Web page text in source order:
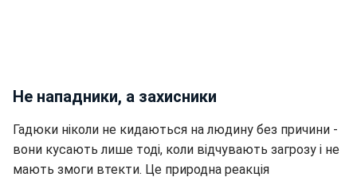
Не нападники, а захисники
Гадюки ніколи не кидаються на людину без причини -
вони кусають лише тоді, коли відчувають загрозу і не
мають змоги втекти. Це природна реакція